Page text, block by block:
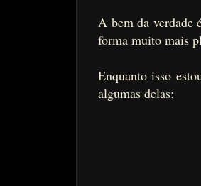
A bem da verdade
forma muito mais
Enquanto isso
algumas delas: